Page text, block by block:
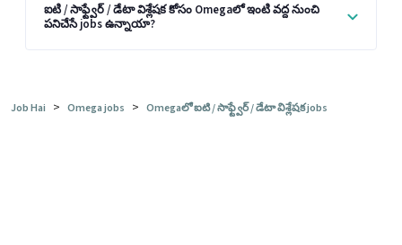
ఐటి / సాఫ్ట్వేర్ / డేటా విశ్లేషక కోసం Omegaలో ఇంటి వద్ద నుంచి
పనిచేసే jobs ఉన్నాయా?
Job Hai > Omega jobs > Omegaలో ఐటి / సాఫ్ట్వేర్ / డేటా విశ్లేషక jobs